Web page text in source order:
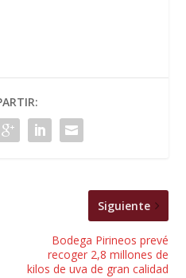
Siguiente
Bodega Pirineos prevé
recoger 2,8 millones de
kilos de uva de gran calidad